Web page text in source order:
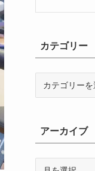
カテゴリー
ーアーカイブ